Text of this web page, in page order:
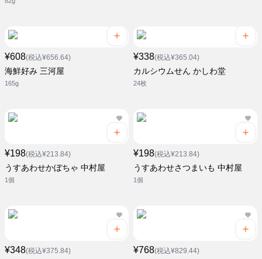
¥608(税込¥656.64)
海鮮好み 三河屋
165g
¥338(税込¥365.04)
カルシウムせん かしわ堂
24枚
¥198(税込¥213.84)
うすあわせかぼちゃ 中村屋
1個
¥198(税込¥213.84)
うすあわせさつまいも 中村屋
1個
¥348(税込¥375.84) ¥768(税込¥829.44)